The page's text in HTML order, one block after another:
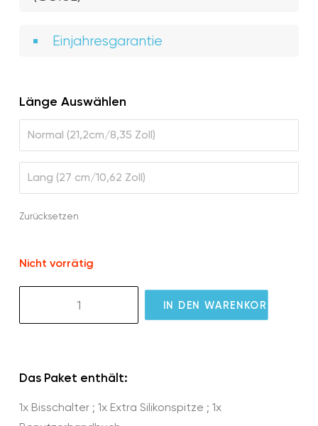
Einjahresgarantie
Länge Auswählen
Normal (21,2cm/8,35 Zoll)
Lang (27 cm/10,62 Zoll)
Zurücksetzen
Nicht vorrätig
IN DEN WARENKORB
Das Paket enthält:
1x Bisschalter ; 1x Extra Silikonspitze ; 1x